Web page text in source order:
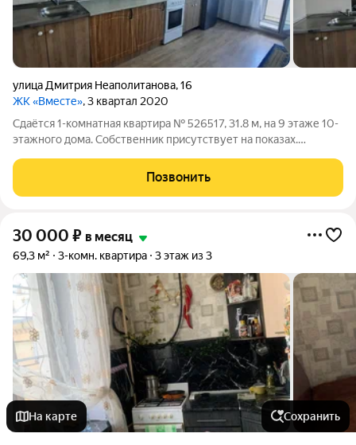
улица Дмитрия Неаполитанова,16
ЖК «Вместе», 3 квартал 2020
Сдаётся 1-комнатная квартира № 526517, 31.8 м, на 9 этаже 10-
этажного дома. Собственник присутствует на показах.
оплачиваются отдельно. По условиям проживания: можно с
детьми, можно с питомцами.
Позвонить
30 000 ₽ в месяц
69,3 м² 3-комн. квартира 3 этаж из 3
На карте Сохранить